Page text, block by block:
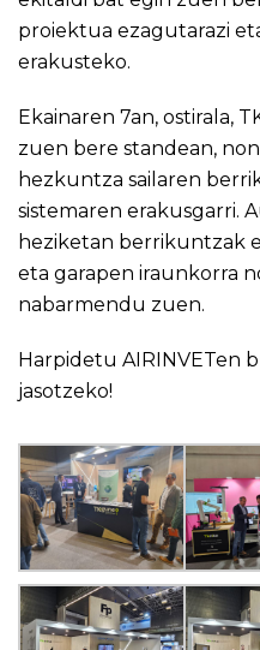
proiektua ezagutarazi
erakusteko.
Ekainaren 7an, ostirala,
zuen bere standean,
hezkuntza sailaren
sistemaren erakusgarri.
heziketan berrikuntzak
eta garapen iraunkorra
nabarmendu zuen.
Harpidetu AIRINVETen
jasotzeko!